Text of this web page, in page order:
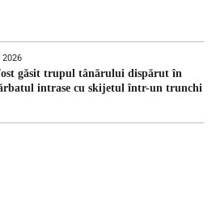
2026
găsit trupul tânărului dispărut în
intrase cu skijetul într-un trunchi